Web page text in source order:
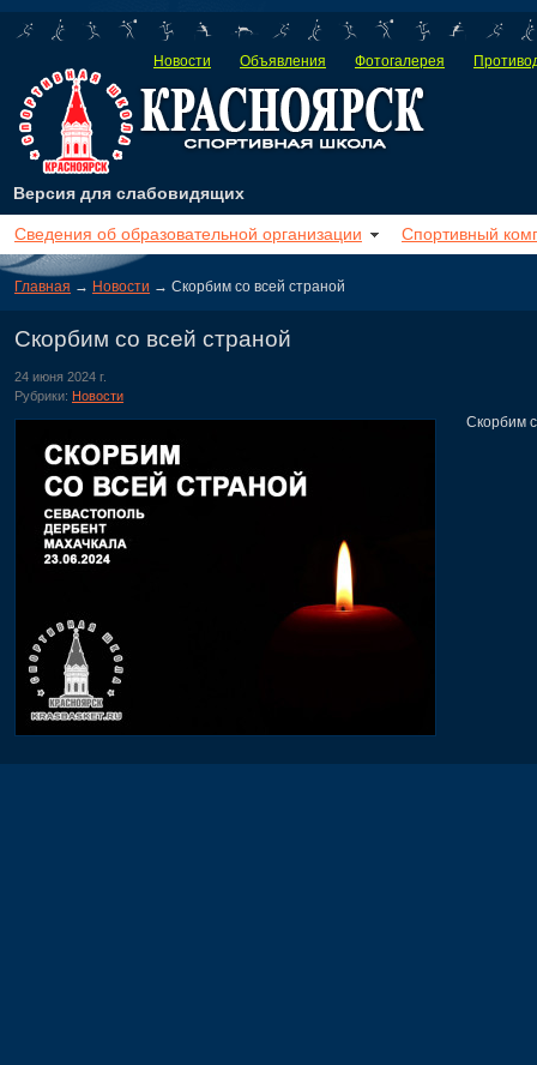
Новости Объявления Фотогалерея
Версия для слабовидящих
Сведения об образовательной организации Спортивный
Главная → Новости → Скорбим со всей страной
Скорбим со всей страной
24 июня 2024 г.
Рубрики: Новости
Скорбим